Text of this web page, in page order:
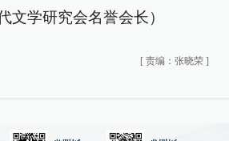
文学研究会名誉会长）
[ 责编：张晓荣 ]